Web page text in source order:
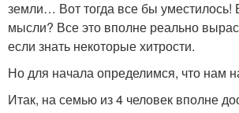
земли… Вот тогда все бы уместилось!
мысли? Все это вполне реально
если знать некоторые хитрости.
Но для начала определимся, что нам
Итак, на семью из 4 человек вполне